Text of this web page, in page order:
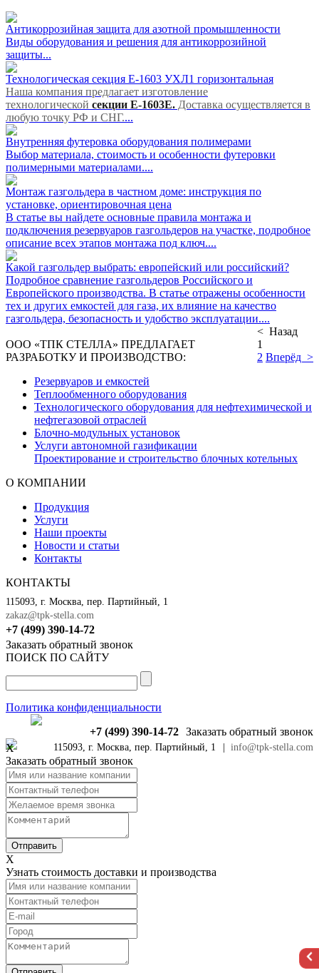
Антикоррозийная защита для азотной промышленности
Виды оборудования и решения для антикоррозийной
защиты...
Технологическая cекция Е-1603 УХЛ1 горизонтальная
Наша компания предлагает изготовление
технологической секции Е-1603Е. Доставка осуществляется в
любую точку РФ и СНГ....
Внутренняя футеровка оборудования полимерами
Выбор материала, стоимость и особенности футеровки
полимерными материалами....
Монтаж газгольдера в частном доме: инструкция по
установке, ориентировочная цена
В статье вы найдете основные правила монтажа и
подключения резервуаров газгольдеров на участке, подробное
описание всех этапов монтажа под ключ....
Какой газгольдер выбрать: европейский или российский?
Подробное сравнение газгольдеров Российского и
Европейского производства. В статье отражены особенности
тех и других емкостей для газа, их влияние на качество
газгольдера, безопасность и удобство эксплуатации....
< Назад
1
2 Вперёд >
ООО «ТПК СТЕЛЛА» ПРЕДЛАГАЕТ
РАЗРАБОТКУ И ПРОИЗВОДСТВО:
Резервуаров и емкостей
Теплообменного оборудования
Технологического оборудования для нефтехимической и
нефтегазовой отраслей
Блочно-модульных установок
Услуги автономной газификации
Проектирование и строительство блочных котельных
О КОМПАНИИ
Продукция
Услуги
Наши проекты
Новости и статьи
Контакты
КОНТАКТЫ
115093, г. Москва, пер. Партийный, 1
zakaz@tpk-stella.com
+7 (499) 390-14-72
Заказать обратный звонок
ПОИСК ПО САЙТУ
Политика конфиденциальности
Заказать обратный звонок
+7 (499) 390-14-72
info@tpk-stella.com
115093, г. Москва, пер. Партийный, 1
X
Заказать обратный звонок
X
Узнать стоимость доставки и производства